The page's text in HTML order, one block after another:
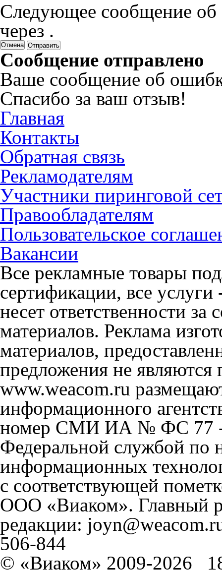
Следующее сообщение об
через .
Отмена
Сообщение отправлено
Ваше сообщение об
Спасибо за ваш отзыв!
Главная
Контакты
Обратная связь
Рекламодателям
Участники пиринговой
Правообладателям
Пользовательское
Вакансии
Все рекламные товары
сертификации, все
несет ответственности
материалов. Реклама
материалов,
предложения не
www.weacom.ru
информационного
номер СМИ ИА № ФС 77 -
Федеральной службой по
информационных
с соответствующей
ООО «Виаком». Главный
редакции:
506-844
© «Виаком» 2009-2026